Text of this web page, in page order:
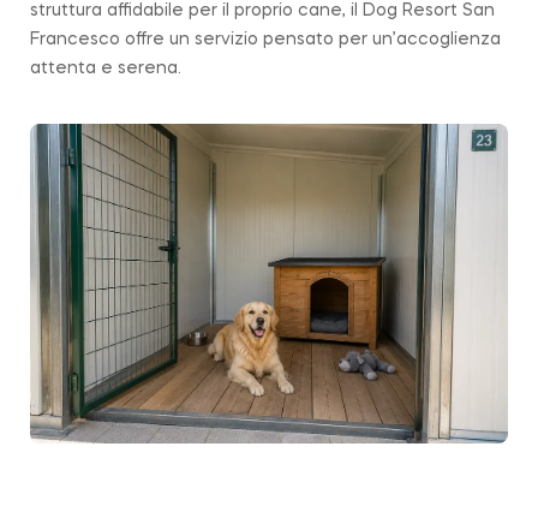
struttura affidabile per il proprio cane, il Dog Resort San
Francesco offre un servizio pensato per un’accoglienza
attenta e serena.